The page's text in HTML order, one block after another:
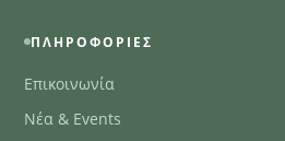
ΠΛΗΡΟΦΟΡΊΕΣ
Επικοινωνία
Νέα & Events